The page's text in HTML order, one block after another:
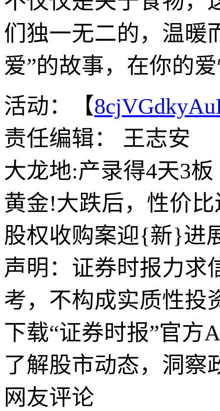
们独一无二的，温暖
爱”的故事，在你的
活动：【
责任编辑： 王志安
大龙地:产录得4天3板
黄金!大跌后，性价
股权收购案迎{新}进
声明：证券时报力求
考，不构成实质性投
下载“证券时报”官方
了解股市动态，洞察
网友评论